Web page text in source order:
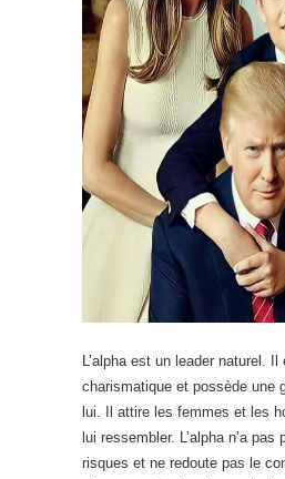
L’alpha est un leader naturel.
charismatique et possède une
lui. Il attire les femmes et les
lui ressembler. L’alpha n’a pas
risques et ne redoute pas le